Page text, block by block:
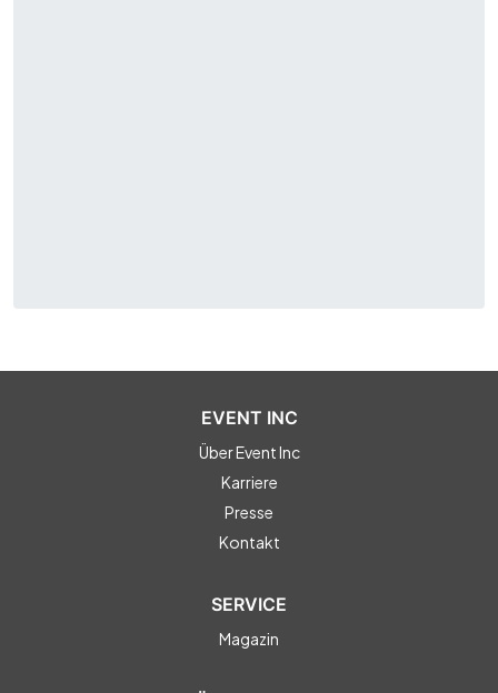
EVENT INC
Über Event Inc
Karriere
Presse
Kontakt
SERVICE
Magazin